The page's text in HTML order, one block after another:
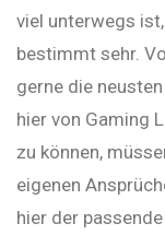
viel unterwegs
bestimmt sehr.
gerne die
hier von Gaming
zu können,
eigenen
hier der